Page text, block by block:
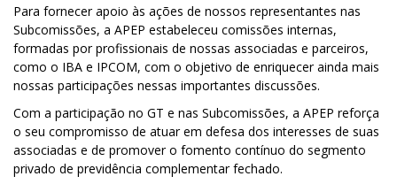
Para fornecer apoio às ações de nossos representantes nas
Subcomissões, a APEP estabeleceu comissões internas,
formadas por profissionais de nossas associadas e parceiros,
como o IBA e IPCOM, com o objetivo de enriquecer ainda mais
nossas participações nessas importantes discussões.
Com a participação no GT e nas Subcomissões, a APEP reforça
o seu compromisso de atuar em defesa dos interesses de suas
associadas e de promover o fomento contínuo do segmento
privado de previdência complementar fechado.